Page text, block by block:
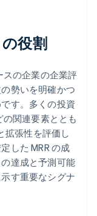
役割
スの企業の企業評
勢いを明確かつ
す。多くの投資
関連要素ととも
拡張性を評価し
した MRR の成
達成と予測可能
す重要なシグナ